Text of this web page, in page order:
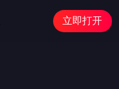
立即打开